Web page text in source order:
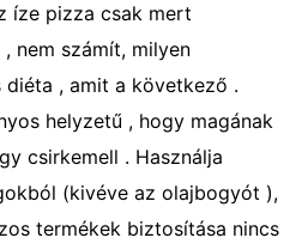
íze pizza csak mert
nem számít, milyen
diéta , amit a következő .
helyzetű , hogy magának
csirkemell . Használja
(kivéve az olajbogyót ),
termékek biztosítása nincs